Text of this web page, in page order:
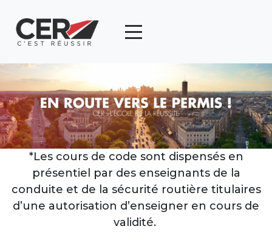
*Les cours de code sont dispensés en
présentiel par des enseignants de la
conduite et de la sécurité routière titulaires
d’une autorisation d’enseigner en cours de
validité.